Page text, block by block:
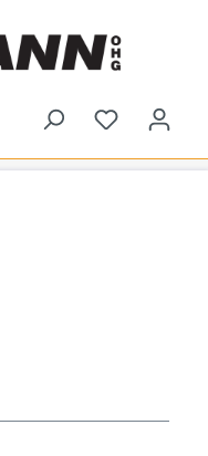
Du hast 0